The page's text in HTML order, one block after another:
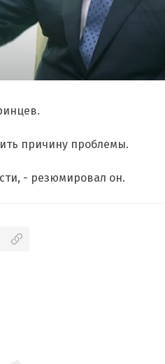
причину проблемы.
- резюмировал он.